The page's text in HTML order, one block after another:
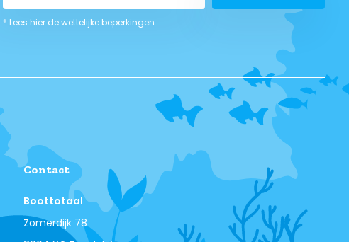
* Lees hier de wettelijke beperkingen
Contact
Boottotaal
Zomerdijk 78